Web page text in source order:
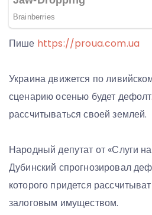
Пише https://proua.com.ua
Украина движется по
сценарию осенью будет
рассчитываться своей землей.
Народный депутат от «Слуги
Дубинский спрогнозировал
которого придется
залоговым имуществом.